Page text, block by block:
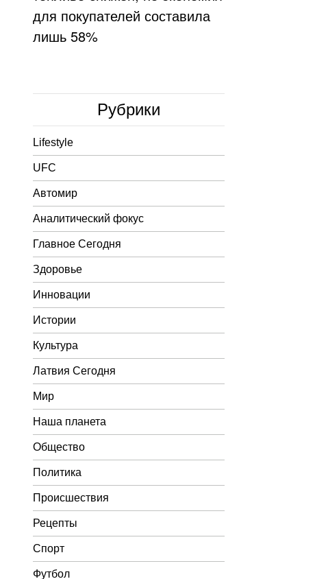
для покупателей составила
лишь 58%
Рубрики
Lifestyle
UFC
Автомир
Аналитический фокус
Главное Сегодня
Здоровье
Инновации
Истории
Культура
Латвия Сегодня
Мир
Наша планета
Общество
Политика
Происшествия
Рецепты
Спорт
Футбол